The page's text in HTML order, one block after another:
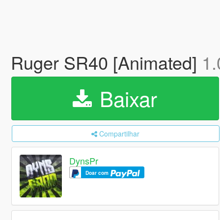
Ruger SR40 [Animated]
Baixar
Compartilhar
DynsPr
Doar com